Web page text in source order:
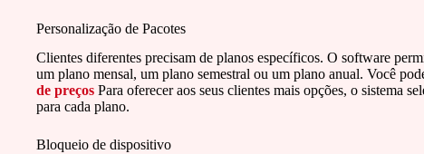
Personalização de Pacotes
Clientes diferentes precisam de planos específicos. O software
um plano mensal, um plano semestral ou um plano anual. Você
de preços Para oferecer aos seus clientes mais opções, o sistema
para cada plano.
Bloqueio de dispositivo